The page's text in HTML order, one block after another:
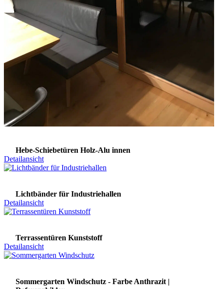
Hebe-Schiebetüren Holz-Alu innen
Detailansicht
Lichtbänder für Industriehallen
Detailansicht
Terrassentüren Kunststoff
Detailansicht
Sommergarten Windschutz - Farbe Anthrazit |